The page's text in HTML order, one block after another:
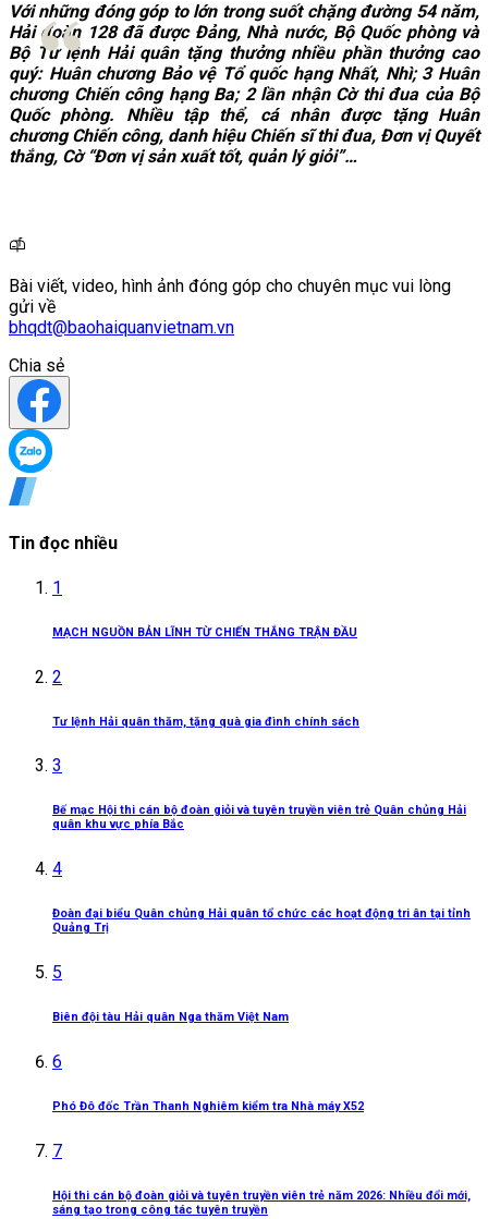
Với những đóng góp to lớn trong suốt chặng đường 54 năm,
Hải đoàn 128 đã được Đảng, Nhà nước, Bộ Quốc phòng và
Bộ Tư lệnh Hải quân tặng thưởng nhiều phần thưởng cao
quý: Huân chương Bảo vệ Tổ quốc hạng Nhất, Nhì; 3 Huân
chương Chiến công hạng Ba; 2 lần nhận Cờ thi đua của Bộ
Quốc phòng. Nhiều tập thể, cá nhân được tặng Huân
chương Chiến công, danh hiệu Chiến sĩ thi đua, Đơn vị Quyết
thắng, Cờ “Đơn vị sản xuất tốt, quản lý giỏi”…
Bài viết, video, hình ảnh đóng góp cho chuyên mục vui lòng
gửi về
bhqdt@baohaiquanvietnam.vn
Chia sẻ
Tin đọc nhiều
1
MẠCH NGUỒN BẢN LĨNH TỪ CHIẾN THẮNG TRẬN ĐẦU
2
Tư lệnh Hải quân thăm, tặng quà gia đình chính sách
3
Bế mạc Hội thi cán bộ đoàn giỏi và tuyên truyền viên trẻ Quân chủng Hải
quân khu vực phía Bắc
4
Đoàn đại biểu Quân chủng Hải quân tổ chức các hoạt động tri ân tại tỉnh
Quảng Trị
5
Biên đội tàu Hải quân Nga thăm Việt Nam
6
Phó Đô đốc Trần Thanh Nghiêm kiểm tra Nhà máy X52
7
Hội thi cán bộ đoàn giỏi và tuyên truyền viên trẻ năm 2026: Nhiều đổi mới,
sáng tạo trong công tác tuyên truyền